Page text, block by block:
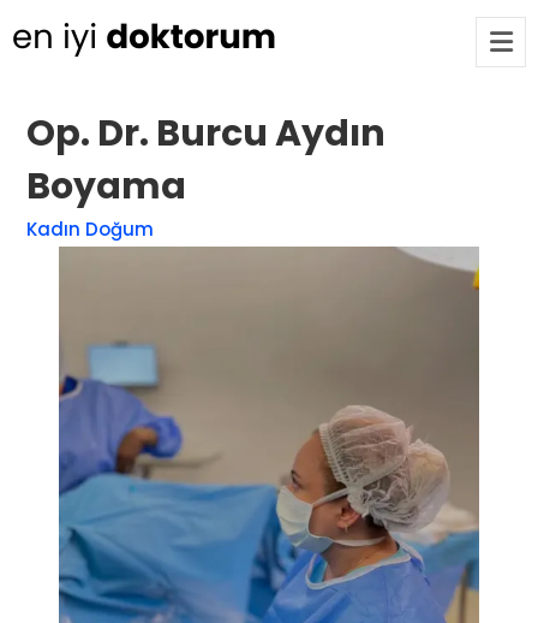
Adana / Seyhan
Tüm Doktorlar
Tüm doktorları göster
Op. Dr. Burcu Aydın
Boyama
Kadın Doğum